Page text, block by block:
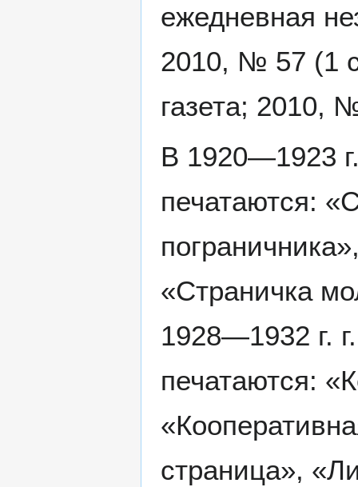
ежедневная
2010, № 57 (1
газета; 2010,
В 1920—1923
печатаются:
«Страничка
1928—1932 г.
печатаются:
страница»,